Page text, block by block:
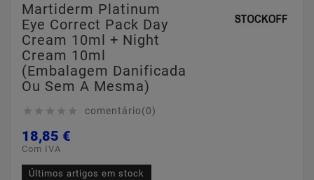
Martiderm Platinum
Eye Correct Pack Day
Cream 10ml + Night
Cream 10ml
(Embalagem Danificada
Ou Sem A Mesma)
     comentário(0)
18,85 €
Com IVA
Últimos artigos em stock